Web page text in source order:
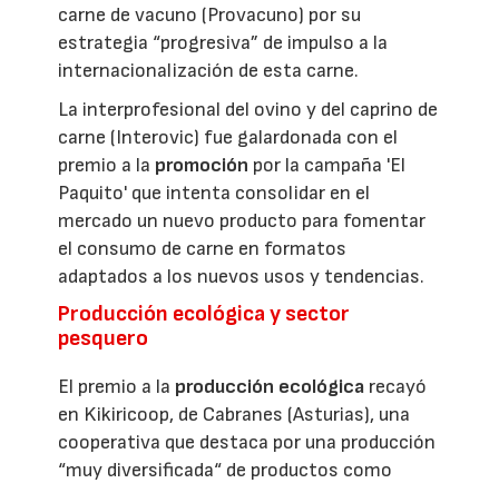
carne de vacuno (Provacuno) por su
estrategia “progresiva” de impulso a la
internacionalización de esta carne.
La interprofesional del ovino y del caprino de
carne (Interovic) fue galardonada con el
premio a la promoción por la campaña 'El
Paquito' que intenta consolidar en el
mercado un nuevo producto para fomentar
el consumo de carne en formatos
adaptados a los nuevos usos y tendencias.
Producción ecológica y sector
pesquero
El premio a la producción ecológica recayó
en Kikiricoop, de Cabranes (Asturias), una
cooperativa que destaca por una producción
“muy diversificada“ de productos como